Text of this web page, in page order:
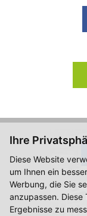
Ihre
Diese Website
um Ihnen ein
Werbung, die Sie
anzupassen. Diese
Ergebnisse zu